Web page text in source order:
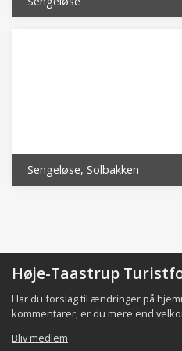
Sengeløse, Solbakken
Høje-Taastrup
Har du forslag til ændringer på
kommentarer, er du mere end
Bliv medlem